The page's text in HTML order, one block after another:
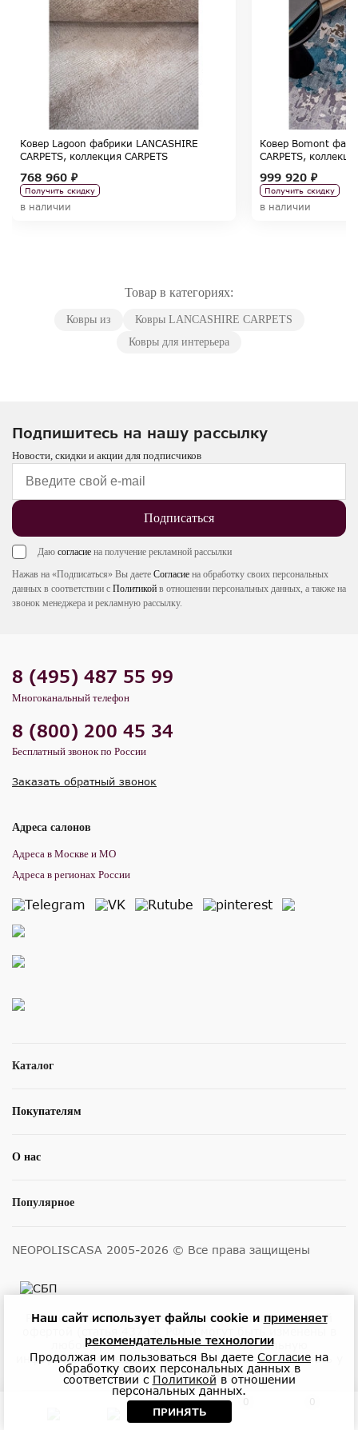
Ковер Lagoon фабрики LANCASHIRE
CARPETS, коллекция CARPETS
768 960 ₽
Получить скидку
в наличии
Ковер Bomont
CARPETS,
999 920 ₽
Получить скидку
в наличии
Товар в категориях:
Ковры из
Ковры LANCASHIRE CARPETS
Ковры для интерьера
Подпишитесь на нашу рассылку
Новости, скидки и акции для подписчиков
Подписаться
Даю согласие на получение рекламной рассылки
Нажав на «Подписаться» Вы даете Согласие на обработку своих персональных
данных в соответствии с Политикой в отношении персональных данных, а также на
звонок менеджера и рекламную рассылку.
Каталог
Покупателям
О нас
Популярное
8 (495) 487 55 99
Многоканальный телефон
8 (800) 200 45 34
Бесплатный звонок по России
Заказать обратный звонок
Адреса салонов
Адреса в Москве и МО
Адреса в регионах России
NEOPOLISCASA 2005-2026 © Все права защищены
Размещенные на сайте цены не являются публичной
любое время без уведомления. Актуальную
информацию о ценах и наличии товара можно узнать у
менеджеров по телефону или в салонах.
Наш сайт использует файлы cookie и применяет
рекомендательные технологии
Продолжая им пользоваться Вы даете Согласие на
обработку своих персональных данных в
соответствии с Политикой в отношении
персональных данных.
ПРИНЯТЬ